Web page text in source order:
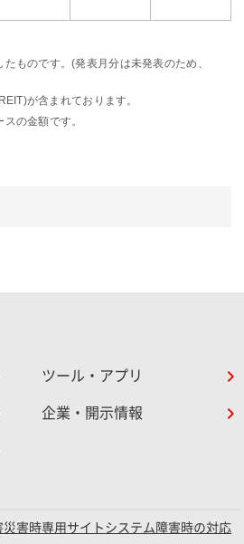
ものです。(発表月分は未発表のため、
が含まれております。
の金額です。
ツール・アプリ
企業・開示情報
災害時専用サイト システム障害時の対応